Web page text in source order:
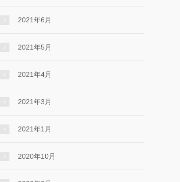
2021年6月
2021年5月
2021年4月
2021年3月
2021年1月
2020年10月